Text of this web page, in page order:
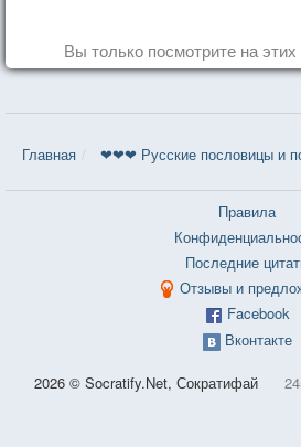
Вы только посмотрите на этих
Главная ❤❤❤ Русские пословицы и
Правила
Последние
Отзывы и
Facebook
Вконтакте
2026 © Socratify.Net, Сократифай